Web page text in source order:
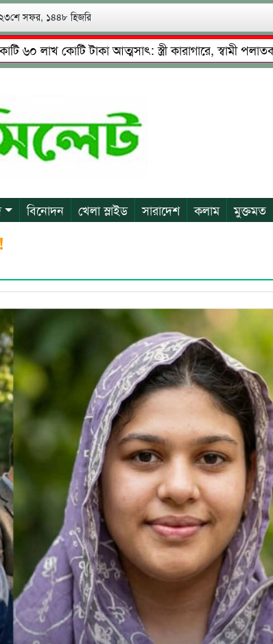
সফর, ১৪৪৮ হিজরি
কোটি টাকা আত্মসাৎ: স্ত্রী কারাগারে, স্বামী পলাতক
চাঁদাবাজি ও শ্রমিকদের মারধর নগরীতে কোটি
বিনোদন খেলা স্লাইড সারাদেশ কলাম মুক্তমত